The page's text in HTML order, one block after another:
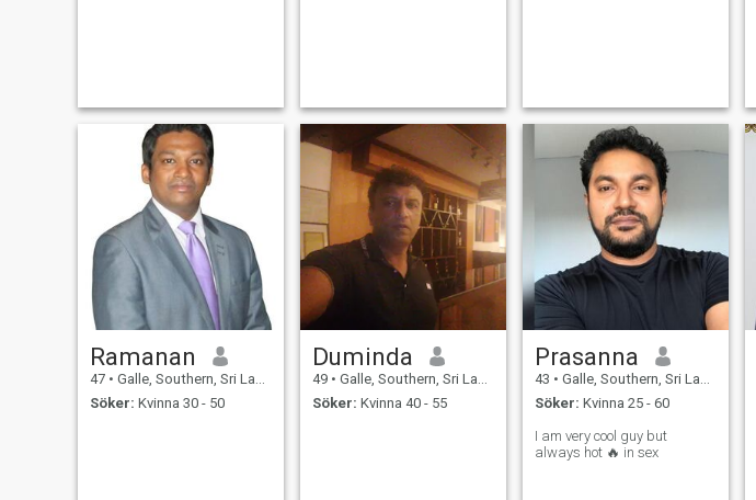
Ramanan
47 • Galle, Southern, Sri Lanka
Söker: Kvinna 30 - 50
Duminda
49 • Galle, Southern, Sri Lanka
Söker: Kvinna 40 - 55
Prasanna
43 • Galle, Southern, Sri Lanka
Söker: Kvinna 25 - 60
I am very cool guy but
always hot 🔥 in sex